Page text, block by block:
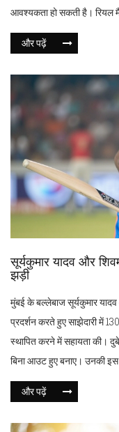
आवश्यकता हो सकती है। रियल
उतरेगा, जबकि रायो वैलेकानो ने
में स्थिरता बरकरार रखने की
और पढ़ें
सूर्यकुमार यादव और
झड़ी
मुंबई के बल्लेबाज सूर्यकुमार
प्रदर्शन करते हुए साझेदारी में
स्थापित करने में सहायता की।
बिना आउट हुए बनाए। उनकी
किया। दोनों खिलाड़ियों ने
और पढ़ें